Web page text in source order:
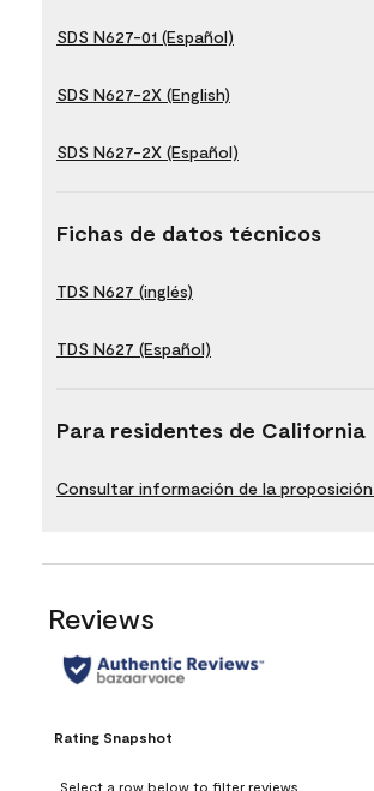
SDS N627-01 (Español)
SDS N627-2X (English)
SDS N627-2X (Español)
Fichas de datos técnicos
TDS N627 (inglés)
TDS N627 (Español)
Para residentes de California
Consultar información de la
Reviews
Rating Snapshot
Select a row below to filter reviews.